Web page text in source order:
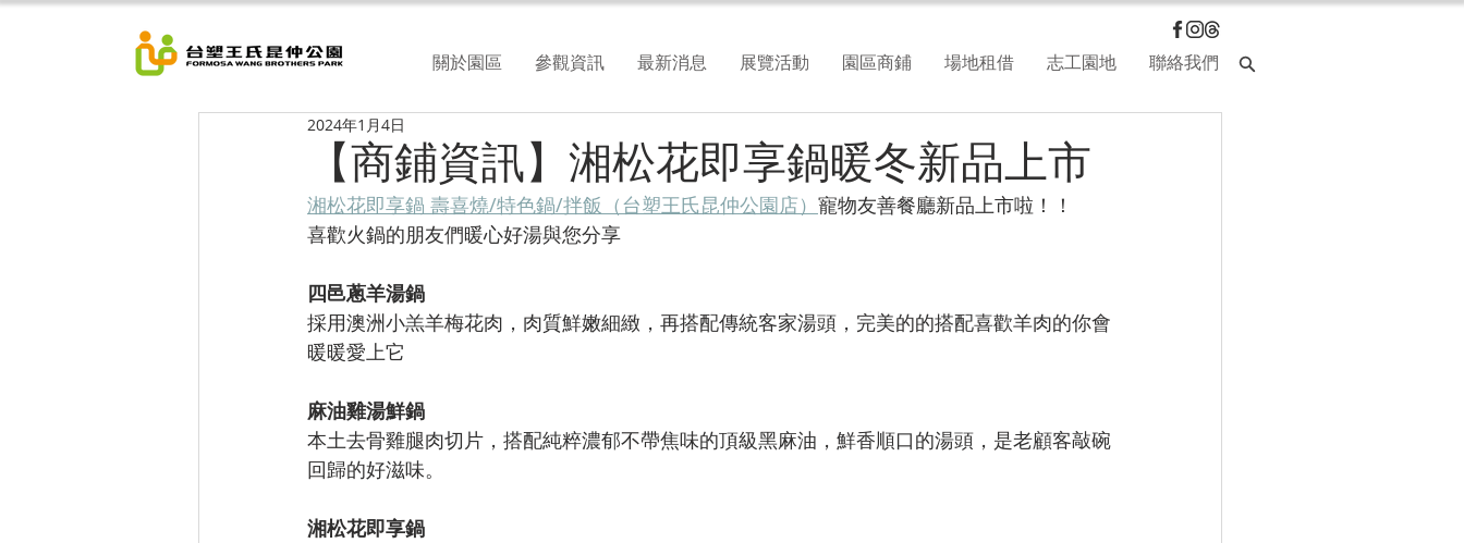
關於園區 參觀資訊 最新消息 展覽活動 園區商鋪 場地租借 志工園地 聯絡我們
【商鋪資訊】湘松花即享鍋暖冬新品上市
2024年1月4日
湘松花即享鍋 壽喜燒/特色鍋/拌飯（台塑王氏昆仲公園店） 寵物友善餐廳新品上市啦！！
喜歡火鍋的朋友們暖心好湯與您分享
四邑蔥羊湯鍋
採用澳洲小羔羊梅花肉，肉質鮮嫩細緻，再搭配傳統客家湯頭，完美的的搭配喜歡羊肉的你會
暖暖愛上它
麻油雞湯鮮鍋
本土去骨雞腿肉切片，搭配純粹濃郁不帶焦味的頂級黑麻油，鮮香順口的湯頭，是老顧客敲碗
回歸的好滋味。
湘松花即享鍋